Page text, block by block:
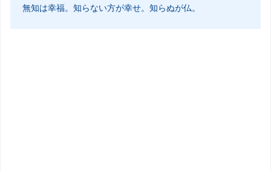
無知は幸福。知らない方が幸せ。知らぬが仏。